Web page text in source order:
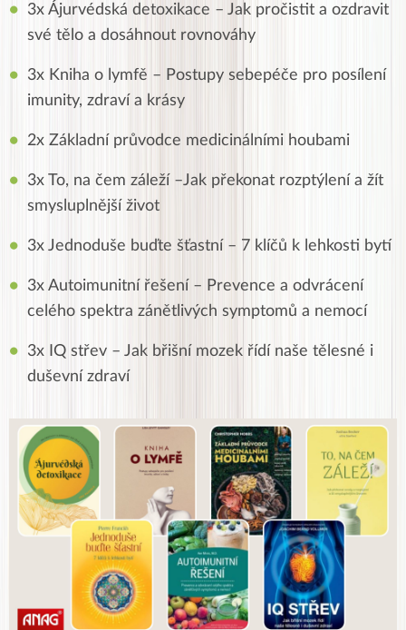
3x Ájurvédská detoxikace – Jak pročistit a ozdravit
své tělo a dosáhnout rovnováhy
3x Kniha o lymfě – Postupy sebepéče pro posílení
imunity, zdraví a krásy
2x Základní průvodce medicinálními houbami
3x To, na čem záleží –Jak překonat rozptýlení a žít
smysluplnější život
3x Jednoduše buďte šťastní – 7 klíčů k lehkosti bytí
3x Autoimunitní řešení – Prevence a odvrácení
celého spektra zánětlivých symptomů a nemocí
3x IQ střev – Jak břišní mozek řídí naše tělesné i
duševní zdraví